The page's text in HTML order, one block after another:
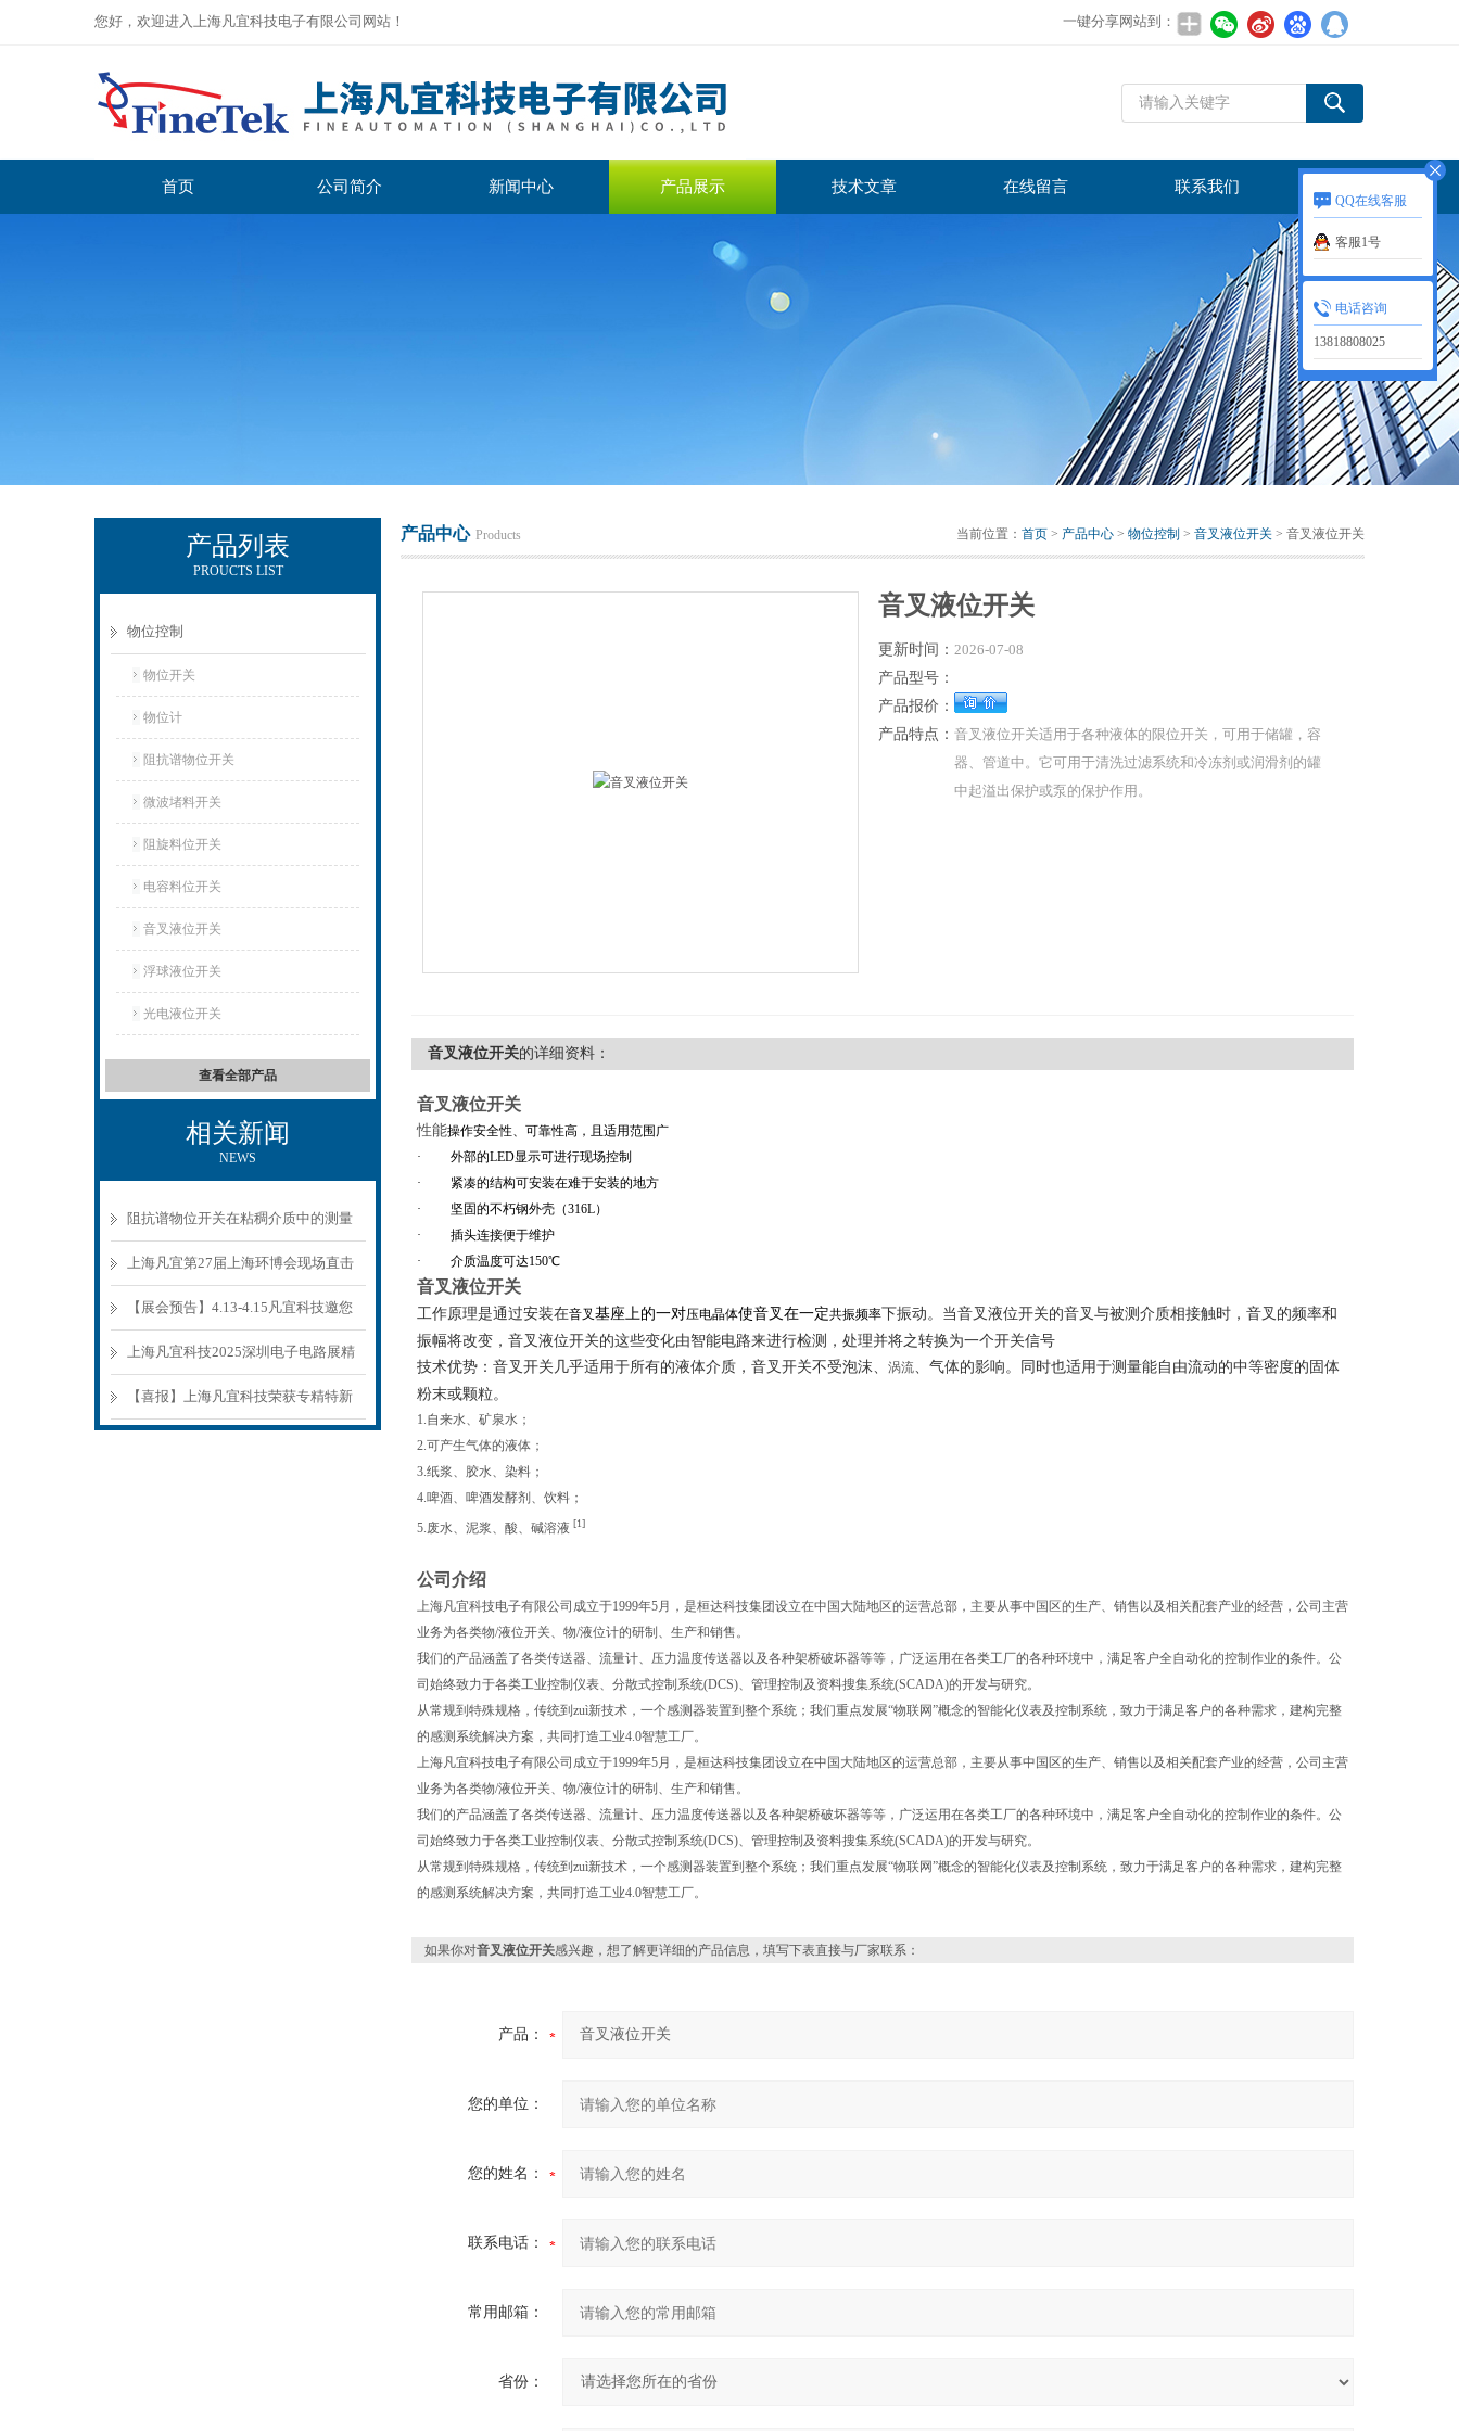
您好，欢迎进入上海凡宜科技电子有限公司网站！ 一键分享网站到：
首页 公司简介 新闻中心 产品展示 技术文章 在线留言 联系我们
产品列表
PROUCTS LIST
物位控制
物位开关
物位计
阻抗谱物位开关
微波堵料开关
阻旋料位开关
电容料位开关
音叉液位开关
浮球液位开关
光电液位开关
查看全部产品
相关新闻
NEWS
阻抗谱物位开关在粘稠介质中的测量
原理与选型要点
上海凡宜第27届上海环博会现场直击
【展会预告】4.13-4.15凡宜科技邀您
参观环博会
上海凡宜科技2025深圳电子电路展精
彩回顾
【喜报】上海凡宜科技荣获专精特新
产品中心 Products 当前位置： 首页 > 产品中心 > 物位控制 > 音叉液位开关 > 音叉液位开关
音叉液位开关
更新时间： 2026-07-08
产品型号：
产品报价：
产品特点： 音叉液位开关适用于各种液体的限位开关，可用于储罐，容
器、管道中。它可用于清洗过滤系统和冷冻剂或润滑剂的罐
中起溢出保护或泵的保护作用。
音叉液位开关的详细资料：
音叉液位开关
性能操作安全性、可靠性高，且适用范围广
·
外部的LED显示可进行现场控制
·
紧凑的结构可安装在难于安装的地方
·
坚固的不朽钢外壳（316L）
·
插头连接便于维护
·
介质温度可达150℃
音叉液位开关
工作原理是通过安装在音叉基座上的一对压电晶体使音叉在一定共振频率下振动。当音叉液位开关的音叉与被测介质相接触时，音叉的频率和
振幅将改变，音叉液位开关的这些变化由智能电路来进行检测，处理并将之转换为一个开关信号
技术优势：音叉开关几乎适用于所有的液体介质，音叉开关不受泡沫、 涡流 、气体的影响。同时也适用于测量能自由流动的中等密度的固体
粉末或颗粒。
1.自来水、矿泉水；
2.可产生气体的液体；
3.纸浆、胶水、染料；
4.啤酒、啤酒发酵剂、饮料；
5.废水、泥浆、酸、碱溶液 [1]
公司介绍
上海凡宜科技电子有限公司成立于1999年5月，是桓达科技集团设立在中国大陆地区的运营总部，主要从事中国区的生产、销售以及相关配套产业的经营，公司主营
业务为各类物/液位开关、物/液位计的研制、生产和销售。
我们的产品涵盖了各类传送器、流量计、压力温度传送器以及各种架桥破坏器等等，广泛运用在各类工厂的各种环境中，满足客户全自动化的控制作业的条件。公
司始终致力于各类工业控制仪表、分散式控制系统(DCS)、管理控制及资料搜集系统(SCADA)的开发与研究。
从常规到特殊规格，传统到zuì新技术，一个感测器装置到整个系统；我们重点发展“物联网”概念的智能化仪表及控制系统，致力于满足客户的各种需求，建构完整
的感测系统解决方案，共同打造工业4.0智慧工厂。
上海凡宜科技电子有限公司成立于1999年5月，是桓达科技集团设立在中国大陆地区的运营总部，主要从事中国区的生产、销售以及相关配套产业的经营，公司主营
业务为各类物/液位开关、物/液位计的研制、生产和销售。
我们的产品涵盖了各类传送器、流量计、压力温度传送器以及各种架桥破坏器等等，广泛运用在各类工厂的各种环境中，满足客户全自动化的控制作业的条件。公
司始终致力于各类工业控制仪表、分散式控制系统(DCS)、管理控制及资料搜集系统(SCADA)的开发与研究。
从常规到特殊规格，传统到zuì新技术，一个感测器装置到整个系统；我们重点发展“物联网”概念的智能化仪表及控制系统，致力于满足客户的各种需求，建构完整
的感测系统解决方案，共同打造工业4.0智慧工厂。
如果你对音叉液位开关感兴趣，想了解更详细的产品信息，填写下表直接与厂家联系：
产品：
您的单位：
您的姓名：
联系电话：
常用邮箱：
省份：
QQ在线客服
客服1号
电话咨询
13818808025